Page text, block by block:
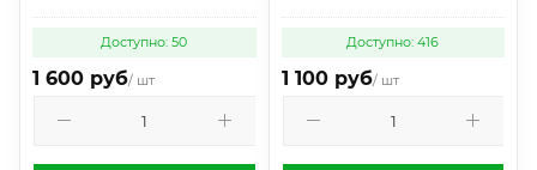
Доступно: 50
1 600 руб/ шт
Доступно: 416
1 100 руб/ шт